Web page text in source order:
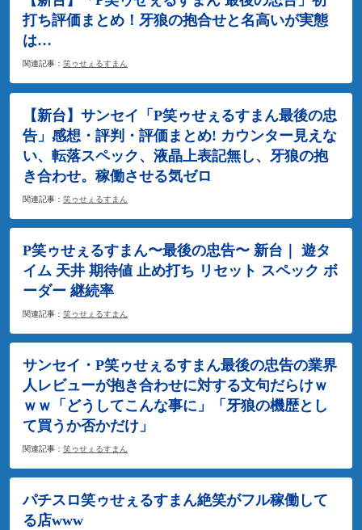
打ち評価まとめ！牙狼の抱合せと名高いが実態
は…
関連記事： 笑ゥせぇるすまん
【新台】サンセイ「P笑ゥせぇるすまん最後の忠
告」感想・評判・評価まとめ! カウンター見えな
い、転落スペック、液晶上表記無し、牙狼の抱
き合わせ。稼働させる気ゼロ
関連記事： 笑ゥせぇるすまん
P笑ゥせぇるすまん〜最後の忠告〜 新台｜ 遊タ
イム 天井 期待値 止め打ち リセット スペック ボ
ーダー 継続率
関連記事： 笑ゥせぇるすまん
サンセイ・P笑ゥせぇるすまん最後の忠告の業界
人レビューが抱き合わせに対する文句だらけｗ
ｗｗ「どうしてこんな事に」「牙狼の機歴とし
て買うか否かだけ」
関連記事： 笑ゥせぇるすまん
パチスロ笑ゥせぇるすまん絶笑がフル稼働して
る店www